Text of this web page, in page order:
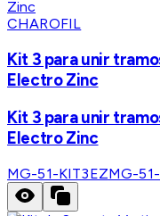
CHAROFIL
Kit 3 para unir
Electro Zinc
Kit 3 para unir
Electro Zinc
MG-51-KIT3EZMG-